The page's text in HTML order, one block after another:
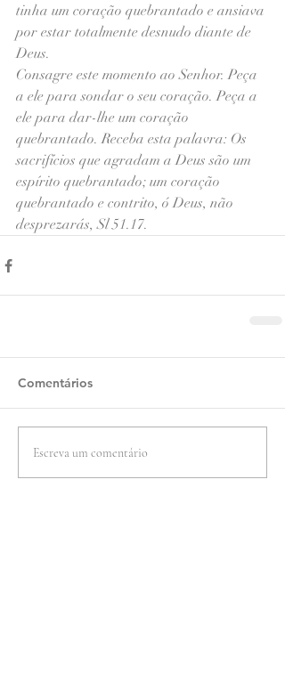
tinha um coração quebrantado e ansiava
por estar totalmente desnudo diante de
Deus.
Consagre este momento ao Senhor. Peça
a ele para sondar o seu coração. Peça a
ele para dar-lhe um coração
quebrantado. Receba esta palavra: Os
sacrifícios que agradam a Deus são um
espírito quebrantado; um coração
quebrantado e contrito, ó Deus, não
desprezarás, Sl 51.17.
Comentários
Escreva um comentário